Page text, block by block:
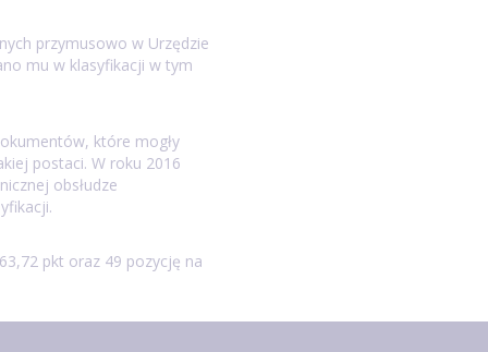
przymusowo w Urzędzie
mu w klasyfikacji w tym
które mogły
postaci. W roku 2016
obsłudze
pkt oraz 49 pozycję na